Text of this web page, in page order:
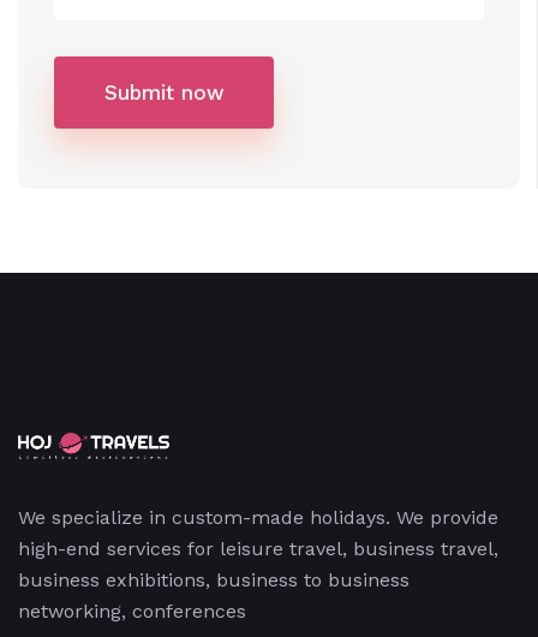
Submit now
We specialize in custom-made holidays. We provide
high-end services for leisure travel, business travel,
business exhibitions, business to business
networking, conferences